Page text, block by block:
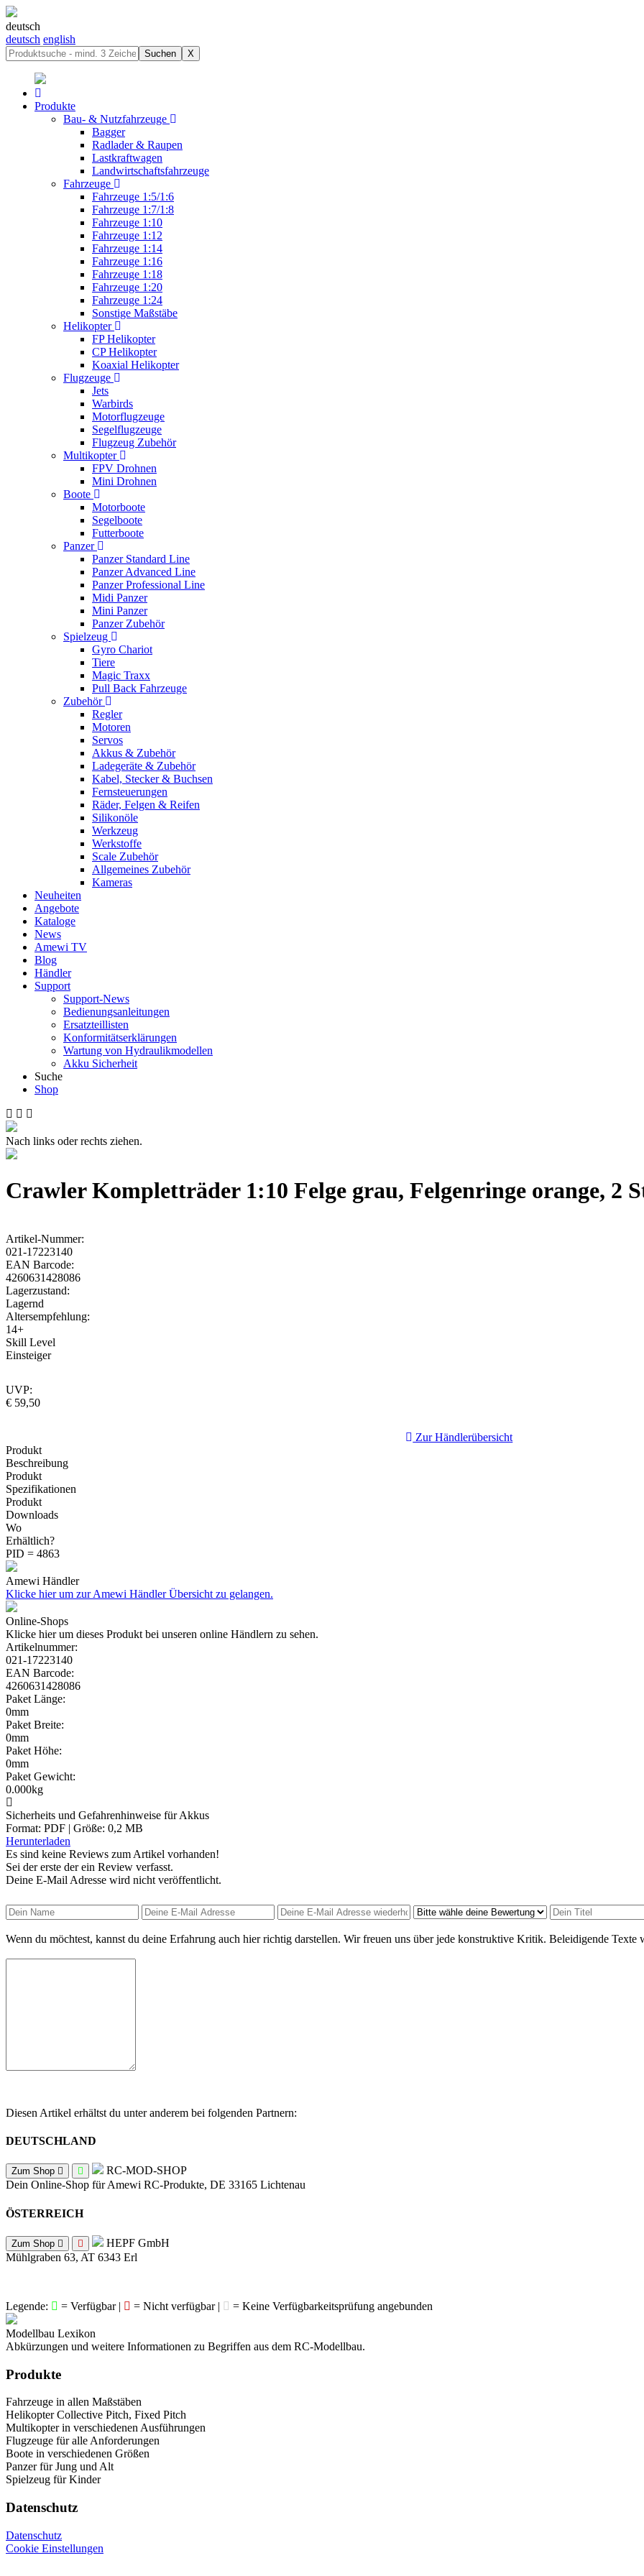
deutsch
deutsch english
Suchen X
Produkte
Bau- & Nutzfahrzeuge
Bagger
Radlader & Raupen
Lastkraftwagen
Landwirtschaftsfahrzeuge
Fahrzeuge
Fahrzeuge 1:5/1:6
Fahrzeuge 1:7/1:8
Fahrzeuge 1:10
Fahrzeuge 1:12
Fahrzeuge 1:14
Fahrzeuge 1:16
Fahrzeuge 1:18
Fahrzeuge 1:20
Fahrzeuge 1:24
Sonstige Maßstäbe
Helikopter
FP Helikopter
CP Helikopter
Koaxial Helikopter
Flugzeuge
Jets
Warbirds
Motorflugzeuge
Segelflugzeuge
Flugzeug Zubehör
Multikopter
FPV Drohnen
Mini Drohnen
Boote
Motorboote
Segelboote
Futterboote
Panzer
Panzer Standard Line
Panzer Advanced Line
Panzer Professional Line
Midi Panzer
Mini Panzer
Panzer Zubehör
Spielzeug
Gyro Chariot
Tiere
Magic Traxx
Pull Back Fahrzeuge
Zubehör
Regler
Motoren
Servos
Akkus & Zubehör
Ladegeräte & Zubehör
Kabel, Stecker & Buchsen
Fernsteuerungen
Räder, Felgen & Reifen
Silikonöle
Werkzeug
Werkstoffe
Scale Zubehör
Allgemeines Zubehör
Kameras
Neuheiten
Angebote
Kataloge
News
Amewi TV
Blog
Händler
Support
Support-News
Bedienungsanleitungen
Ersatzteillisten
Konformitätserklärungen
Wartung von Hydraulikmodellen
Akku Sicherheit
Suche
Shop
Nach links oder rechts ziehen.
Crawler Kompletträder 1:10 Felge grau, Felgenringe orange, 2
Artikel-Nummer:
021-17223140
EAN Barcode:
4260631428086
Lagerzustand:
Lagernd
Altersempfehlung:
14+
Skill Level
Einsteiger
UVP:
€ 59,50
Zur Händlerübersicht
Produkt
Beschreibung
Produkt
Spezifikationen
Produkt
Downloads
Wo
Erhältlich?
PID = 4863
Amewi Händler
Klicke hier um zur Amewi Händler Übersicht zu gelangen.
Online-Shops
Klicke hier um dieses Produkt bei unseren online Händlern zu sehen.
Artikelnummer:
021-17223140
EAN Barcode:
4260631428086
Paket Länge:
0mm
Paket Breite:
0mm
Paket Höhe:
0mm
Paket Gewicht:
0.000kg
Sicherheits und Gefahrenhinweise für Akkus
Format: PDF | Größe: 0,2 MB
Herunterladen
Es sind keine Reviews zum Artikel vorhanden!
Sei der erste der ein Review verfasst.
Deine E-Mail Adresse wird nicht veröffentlicht.
Wenn du möchtest, kannst du deine Erfahrung auch hier richtig darstellen. Wir freuen uns über jede konstruktive Kritik. Beleidigende
Diesen Artikel erhältst du unter anderem bei folgenden Partnern:
DEUTSCHLAND
Zum Shop
RC-MOD-SHOP
Dein Online-Shop für Amewi RC-Produkte, DE 33165 Lichtenau
ÖSTERREICH
Zum Shop
HEPF GmbH
Mühlgraben 63, AT 6343 Erl
Legende: = Verfügbar | = Nicht verfügbar | = Keine Verfügbarkeitsprüfung angebunden
Modellbau Lexikon
Abkürzungen und weitere Informationen zu Begriffen aus dem RC-Modellbau.
Produkte
Fahrzeuge in allen Maßstäben
Helikopter Collective Pitch, Fixed Pitch
Multikopter in verschiedenen Ausführungen
Flugzeuge für alle Anforderungen
Boote in verschiedenen Größen
Panzer für Jung und Alt
Spielzeug für Kinder
Datenschutz
Datenschutz
Cookie Einstellungen